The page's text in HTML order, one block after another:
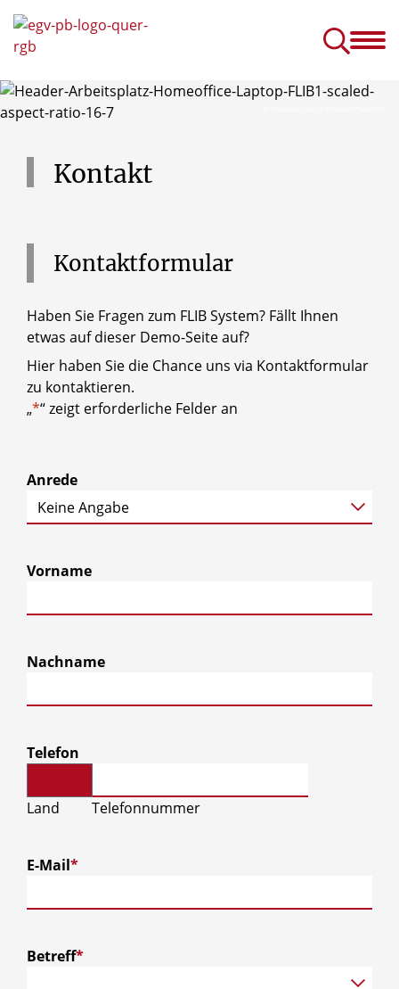
Kontakt
Kontaktformular
Haben Sie Fragen zum FLIB System? Fällt Ihnen
etwas auf dieser Demo-Seite auf?
Hier haben Sie die Chance uns via Kontaktformular
zu kontaktieren.
„*“ zeigt erforderliche Felder an
Anrede
Vorname
Nachname
Telefon
Land Telefonnummer
E-Mail*
Betreff*